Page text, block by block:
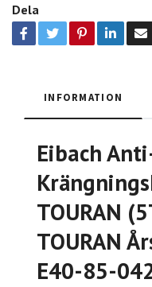
Dela
INFORMATION
Eibach
TOURAN
TOURAN
E40-85-